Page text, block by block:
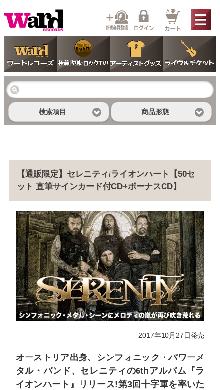
検索項目 商品形態
【通販限定】セレニティ/ライオンハート【50セ
ット 直筆サインカード付CD+ボーナスCD】
2017年10月27日発売
オーストリア出身、シンフォニック・パワーメ
タル・バンド、セレニティの6thアルバム『ラ
イオンハート』リリース!第3回十字軍を率いた